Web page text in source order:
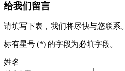
给我们留言
请填写下表，我们将尽快与您联系。
标有星号 (*) 的字段为必填字段。
姓名